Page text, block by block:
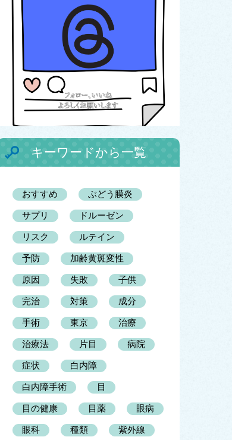
キーワードから一覧
おすすめ ぶどう膜炎
サプリ ドルーゼン
リスク ルテイン
予防 加齢黄斑変性
原因 失敗 子供
完治 対策 成分
手術 東京 治療
治療法 片目 病院
症状 白内障
白内障手術 目
目の健康 目薬 眼病
眼科 種類 紫外線